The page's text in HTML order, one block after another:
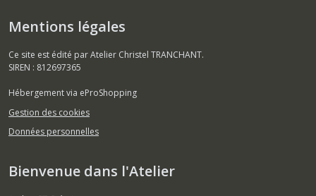
Mentions légales
Ce site est édité par Atelier Christel TRANCHANT.
SIREN : 812697365
Hébergement via eProShopping
Gestion des cookies
Données personnelles
Bienvenue dans l'Atelier